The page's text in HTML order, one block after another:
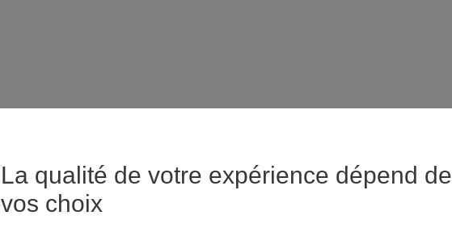
La qualité de votre expérience dépend de
vos choix